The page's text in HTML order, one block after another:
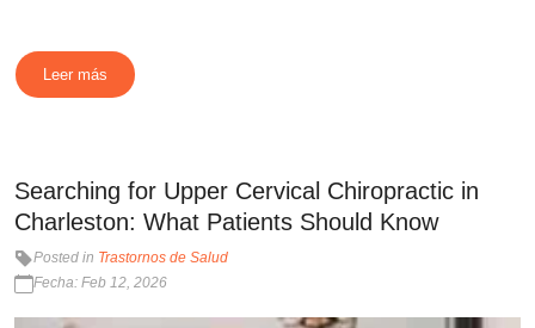
Leer más
Searching for Upper Cervical Chiropractic in
Charleston: What Patients Should Know
Posted in Trastornos de Salud
Fecha: Feb 12, 2026